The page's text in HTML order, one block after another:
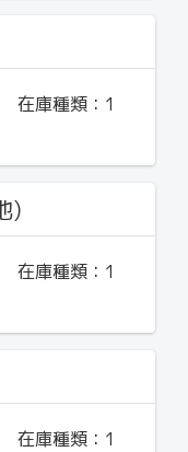
在庫種類： 1
)
在庫種類： 1
在庫種類： 1